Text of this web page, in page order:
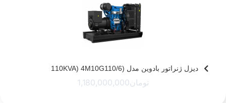
دیزل ژنراتور بادوین مدل (110KVA) 4M10G110/6
تومان1,180,000,000